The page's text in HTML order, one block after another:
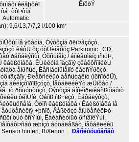
ÊïõðÝ
êéâþôéï
ôá÷õôÞôùí
Automatic
9,6/13,7/7,2 l/100 km*
ìå ýöáóìá, Óýóôçìá ðëïÞãçóçò,
êáôÜ ôç óôÜèìåõóç Parktronic , CD,
ðáñáèýñùí, Óõñüìåíç / áíïéãüìåíç ïñïöÞ,
ÊÜèéóìá ïäçãïý çëåêôñïíéêÜ
åìðñüò, Èåñìáéíüìåíïò êáèñÝðôçò,
Ðëåõñéêüò áåñüóáêïò (ìðñïóôÜ),
áêéíçôïðïßçóçò, ÌåôáëëéêÝò æÜíôåò /
ðñüóöõóçò, Óýóôçìá áíôéìðëïêáñßóìáôïò
ôéìÜíé, Öáíïß ïìß÷ëçò, Êáôáëýôçò,
Óðïñ êáèßóìáôá / Êáèßóìáôá ìå
÷þñïõ, Äåßêôçò åîùôåñéêÞò
öùò öñÝíùí, Êáèáñéóìüò ðñïâïëÝùí,
æþíçò áóöáëåßáò, ìåôáëëéêü
hinten, BiXenon ... Ðåñéóóüôåñåò